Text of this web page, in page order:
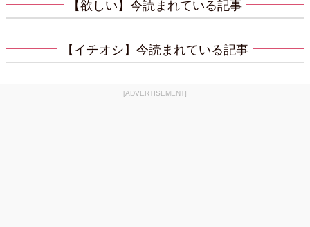
【欲しい】今読まれている記事
【イチオシ】今読まれている記事
[ADVERTISEMENT]